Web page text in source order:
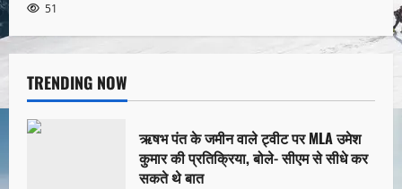
51
TRENDING NOW
ऋषभ पंत के जमीन वाले ट्वीट पर MLA उमेश
कुमार की प्रतिक्रिया, बोले- सीएम से सीधे कर
सकते थे बात